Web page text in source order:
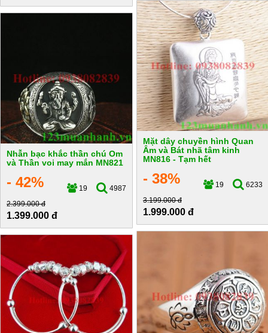
Mặt dây chuyền hình Quan
Âm và Bát nhã tâm kinh
MN816 - Tạm hết
- 38% 19
6233
3.199.000 đ
1.999.000 đ
Nhẫn bạc khắc thần chú Om
và Thần voi may mắn MN821
- 42% 19
4987
2.399.000 đ
1.399.000 đ